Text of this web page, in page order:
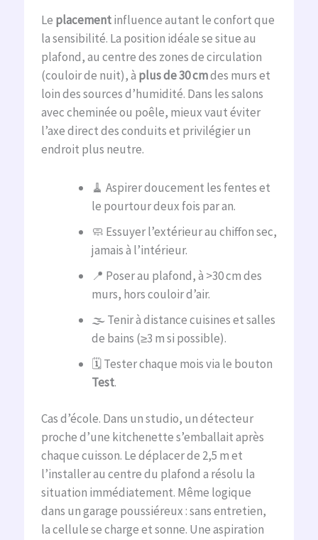
Le placementinfluence autant le confort que
la sensibilité. La position idéale se situe au
plafond, au centre des zones de circulation
(couloir de nuit), à plus de 30 cmdes murs et
loin des sources d’humidité. Dans les salons
avec cheminée ou poêle, mieux vaut éviter
l’axe direct des conduits et privilégier un
endroit plus neutre.
🧹 Aspirer doucement les fentes et
le pourtour deux fois par an.
🧼 Essuyer l’extérieur au chiffon sec,
jamais à l’intérieur.
📍 Poser au plafond, à >30 cm des
murs, hors couloir d’air.
🌫️ Tenir à distance cuisines et salles
de bains (≥3 m si possible).
🗓️ Tester chaque mois via le bouton
Test.
Cas d’école. Dans un studio, un détecteur
proche d’une kitchenette s’emballait après
chaque cuisson. Le déplacer de 2,5 m et
l’installer au centre du plafond a résolu la
situation immédiatement. Même logique
dans un garage poussiéreux : sans entretien,
la cellule se charge et sonne. Une aspiration